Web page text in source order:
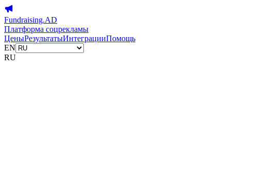
Fundraising.AD
Платформа соцрекламы
ЦеныРезультатыИнтеграцииПомощь
EN
RU